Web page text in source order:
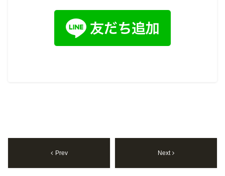
Prev Next